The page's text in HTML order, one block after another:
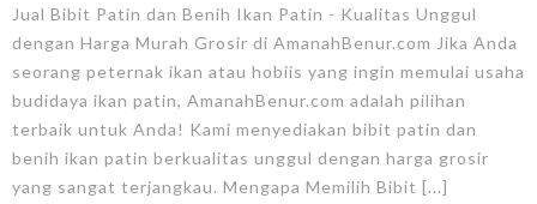
Jual Bibit Patin dan Benih Ikan Patin - Kualitas Unggul
dengan Harga Murah Grosir di AmanahBenur.com Jika Anda
seorang peternak ikan atau hobiis yang ingin memulai usaha
budidaya ikan patin, AmanahBenur.com adalah pilihan
terbaik untuk Anda! Kami menyediakan bibit patin dan
benih ikan patin berkualitas unggul dengan harga grosir
yang sangat terjangkau. Mengapa Memilih Bibit [...]